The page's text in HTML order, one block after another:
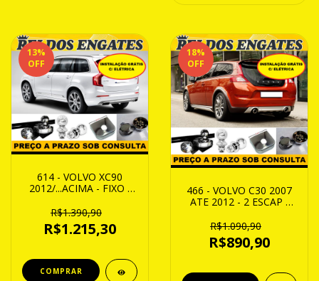
13%
OFF
614 - VOLVO XC90
2012/...ACIMA - FIXO -
R$1.390,90
R$1.215,30
18%
OFF
466 - VOLVO C30 2007
ATE 2012 - 2 ESCAP -
R$1.090,90
R$890,90